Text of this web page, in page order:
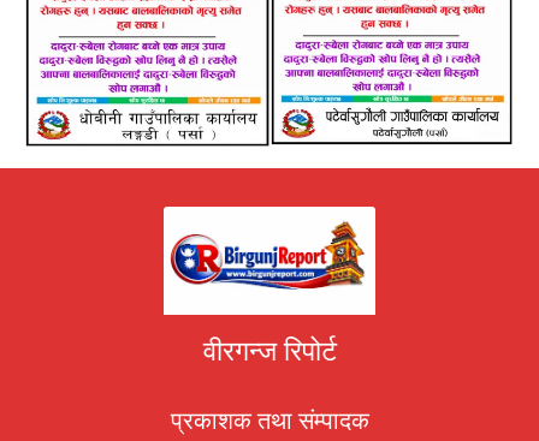
वीरगन्ज रिपोर्ट
प्रकाशक तथा संम्पादक